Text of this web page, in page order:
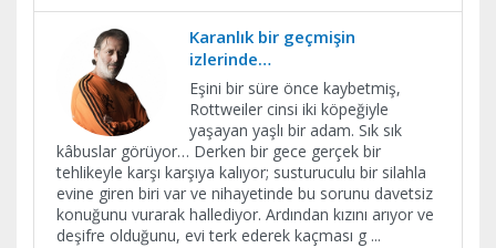
Karanlık bir geçmişin
izlerinde…
Eşini bir süre önce kaybetmiş,
Rottweiler cinsi iki köpeğiyle
yaşayan yaşlı bir adam. Sık sık
kâbuslar görüyor… Derken bir gece gerçek bir
tehlikeyle karşı karşıya kalıyor; susturuculu bir silahla
evine giren biri var ve nihayetinde bu sorunu davetsiz
konuğunu vurarak hallediyor. Ardından kızını arıyor ve
deşifre olduğunu, evi terk ederek kaçması g ...